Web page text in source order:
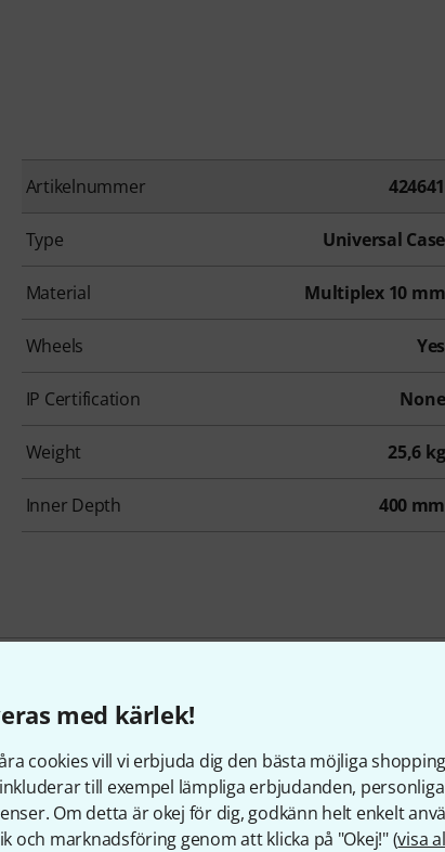
med kärlek!
cookies vill vi erbjuda dig den bästa möjliga
till exempel lämpliga erbjudanden,
Om detta är okej för dig, godkänn helt enkelt
och marknadsföring genom att klicka på "Okej!" (visa
Artikelnummer 424641
Type Universal Case
Material Multiplex 10 mm
Wheels Yes
IP Certification None
Weight 25,6 kg
Inner Depth 400 mm
som tittade på